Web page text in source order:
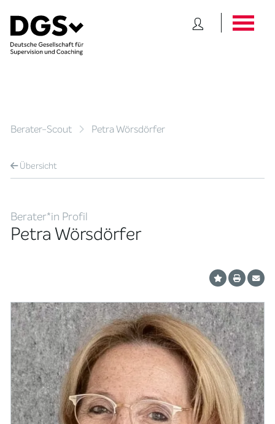
Berater-Scout Petra Wörsdörfer
Übersicht
Berater*in Profil
Petra Wörsdörfer